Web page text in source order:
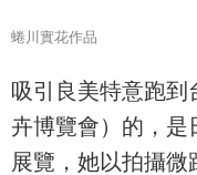
蜷川實花作品
吸引良美特意跑到
卉博覽會）的，是
展覽，她以拍攝微